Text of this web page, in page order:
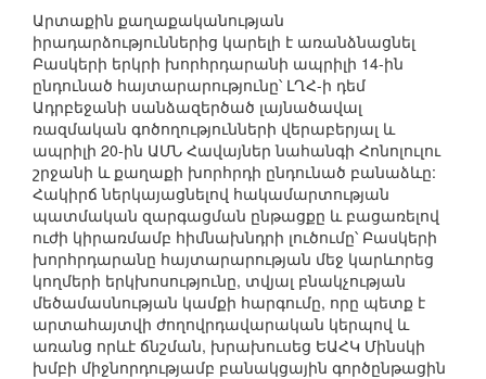
Արտաքին քաղաքականության
իրադարձություններից կարելի է առանձնացնել
Բասկերի երկրի խորհրդարանի ապրիլի 14-ին
ընդունած հայտարարությունը՝ ԼՂՀ-ի դեմ
Ադրբեջանի սանձազերծած լայնածավալ
ռազմական գոծողությունների վերաբերյալ և
ապրիլի 20-ին ԱՄՆ Հավայներ նահանգի Հոնոլուլու
շրջանի և քաղաքի խորհրդի ընդունած բանաձևը:
Հակիրճ ներկայացնելով հակամարտության
պատմական զարգացման ընթացքը և բացառելով
ուժի կիրառմամբ հիմնախնդրի լուծումը՝ Բասկերի
խորհրդարանը հայտարարության մեջ կարևորեց
կողմերի երկխոսությունը, տվյալ բնակչության
մեծամասնության կամքի հարգումը, որը պետք է
արտահայտվի ժողովրդավարական կերպով և
առանց որևէ ճնշման, խրախուսեց ԵԱՀԿ Մինսկի
խմբի միջնորդությամբ բանակցային գործընթացին